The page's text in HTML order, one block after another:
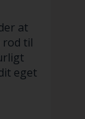
at
til
eget